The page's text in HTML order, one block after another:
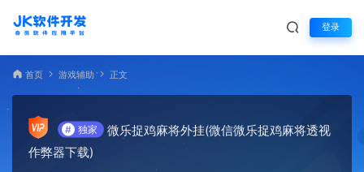
登录
首页 游戏辅助 正文
# 独家
微乐捉鸡麻将外挂(微信微乐捉鸡麻将透视
作弊器下载)